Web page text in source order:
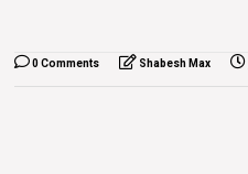
0 Comments Shabesh Max